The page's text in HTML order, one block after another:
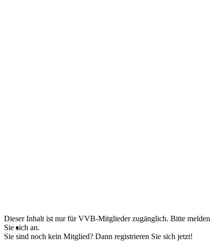
Dieser Inhalt ist nur für VVB-Mitglieder zugänglich. Bitte melden
Sie sich an.
Sie sind noch kein Mitglied? Dann registrieren Sie sich jetzt!